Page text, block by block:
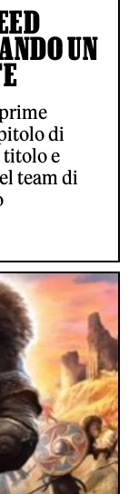
UN
di
titolo e
team di